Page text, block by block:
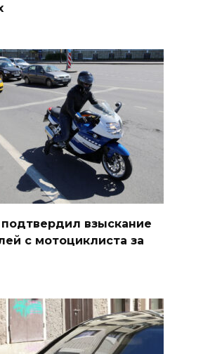
взыскание
с мотоциклиста за